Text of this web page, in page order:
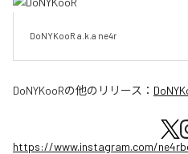
DoNYKooR a.k.a ne4r
DoNYKooRの他のリリース：
https://www.instagram.com/